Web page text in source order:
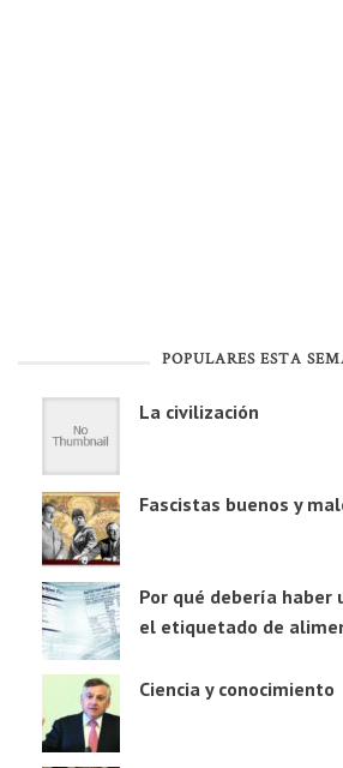
POPULARES ESTA
La civilización
Fascistas buenos y
Por qué debería haber
el etiquetado de
Ciencia y conocimiento